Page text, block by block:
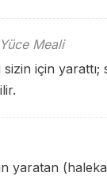
Meali
için yarattı;
yaratan